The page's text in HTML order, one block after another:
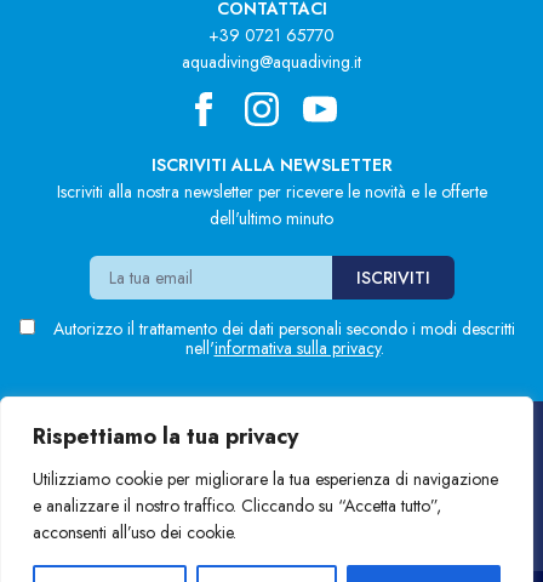
Rispettiamo la tua privacy
Utilizziamo cookie per migliorare la tua esperienza di navigazione
e analizzare il nostro traffico. Cliccando su “Accetta tutto”,
acconsenti all’uso dei cookie.
CONTATTACI
+39 0721 65770
aquadiving@aquadiving.it
ISCRIVITI ALLA NEWSLETTER
Iscriviti alla nostra newsletter per ricevere le novità e le offerte
dell'ultimo minuto
Autorizzo il trattamento dei dati personali secondo i modi descritti
nell'informativa sulla privacy.
Blue'n Green S.r.l. Sede: Via Marsala, 7 - Pesaro (PU)
Privacy e Cookies
Development:KTS Soluzioni